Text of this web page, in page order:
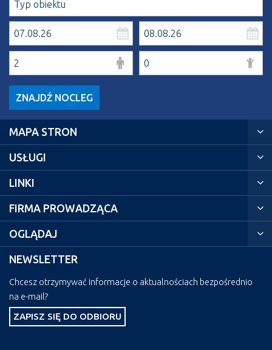
ZNAJDŹ NOCLEG
MAPA STRON
USŁUGI
LINKI
FIRMA PROWADZĄCA
OGLĄDAJ
NEWSLETTER
Chcesz otrzymywać informacje o aktualnościach bezpośrednio
na e-mail?
ZAPISZ SIĘ DO ODBIORU